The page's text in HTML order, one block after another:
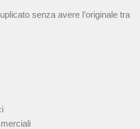
senza avere l’originale tra